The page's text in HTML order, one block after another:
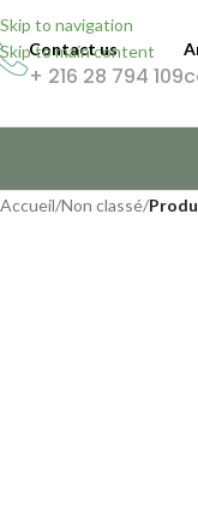
Skip to navigation
Skip to main content
Contact us
+ 216 28 794 109
Accueil/Non classé/